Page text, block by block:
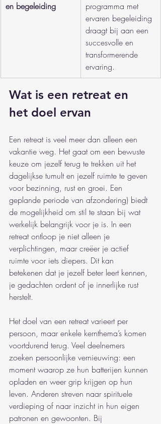
en begeleiding
programma met
ervaren begeleiding
draagt bij aan een
succesvolle en
transformerende
ervaring.
Wat is een retreat en
het doel ervan
Een retreat is veel meer dan alleen een
vakantie weg. Het gaat om een bewuste
keuze om jezelf terug te trekken uit het
dagelijkse tumult en jezelf ruimte te geven
voor bezinning, rust en groei. Een
geplande periode van afzondering) biedt
de mogelijkheid om stil te staan bij wat
werkelijk belangrijk voor je is. In een
retreat ontloop je niet alleen je
verplichtingen, maar creëer je actief
ruimte voor iets diepers. Dit kan
betekenen dat je jezelf beter leert kennen,
je gedachten ordent of je innerlijke rust
herstelt.
Het doel van een retreat varieert per
persoon, maar enkele kernthema’s komen
voortdurend terug. Veel deelnemers
zoeken persoonlijke vernieuwing: een
moment waarop ze hun batterijen kunnen
opladen en weer grip krijgen op hun
leven. Anderen streven naar spirituele
verdieping of naar inzicht in hun eigen
patronen en gewoonten. Bij